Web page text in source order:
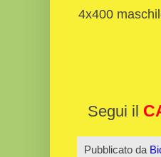
4x400
Segui il
Pubblicato da